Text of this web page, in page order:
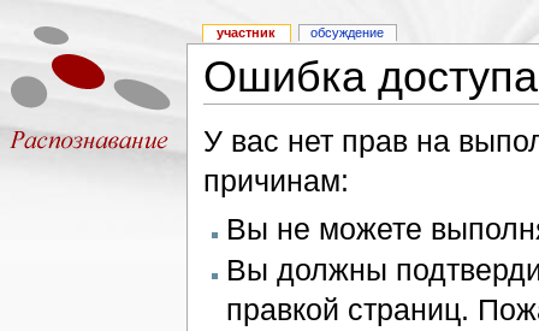
Ошибка доступа
У вас нет прав на
причинам:
Вы не можете
Вы должны
правкой страниц.
участник обсуждение